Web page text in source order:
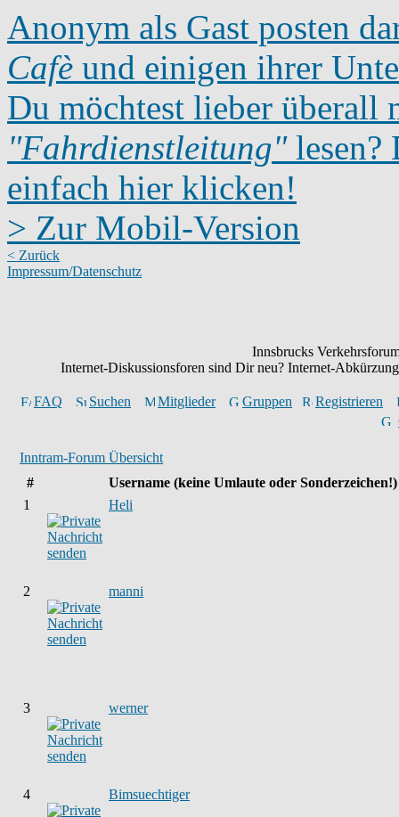
Anonym als Gast posten
Cafè und einigen ihrer
Du möchtest lieber überall
"Fahrdienstleitung"lesen?
einfach hier klicken!
> Zur Mobil-Version
< Zurück
Impressum/Datenschutz
Innsbrucks
Internet-Diskussionsforen sind Dir neu? Internet-
FAQ Suchen Mitglieder Gruppen
Registrieren
Inntram-Forum Übersicht
#
Username (keine Umlaute oder Sonderzeichen!)
1
Heli
2 manni
3 werner
4 Bimsuechtiger